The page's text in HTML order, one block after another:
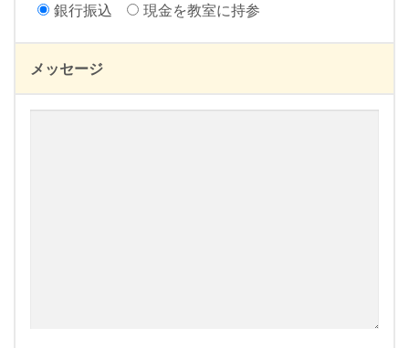
銀行振込 現金を教室に持参
メッセージ